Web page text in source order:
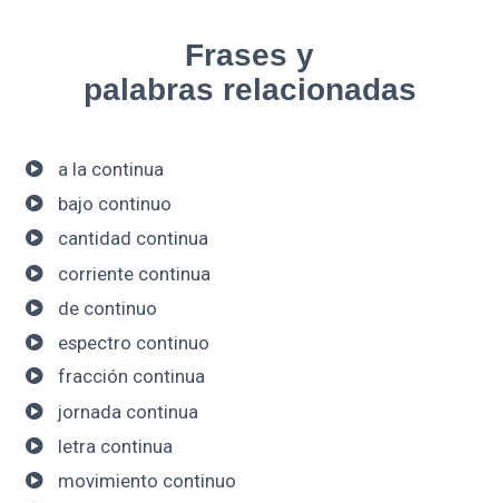
Frases y
palabras relacionadas
a la continua
bajo continuo
cantidad continua
corriente continua
de continuo
espectro continuo
fracción continua
jornada continua
letra continua
movimiento continuo